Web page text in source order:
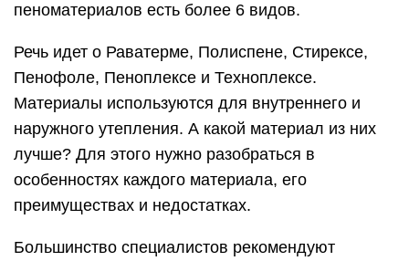
пеноматериалов есть более 6 видов.
Речь идет о Раватерме, Полиспене, Стирексе,
Пенофоле, Пеноплексе и Техноплексе.
Материалы используются для внутреннего и
наружного утепления. А какой материал из них
лучше? Для этого нужно разобраться в
особенностях каждого материала, его
преимуществах и недостатках.
Большинство специалистов рекомендуют